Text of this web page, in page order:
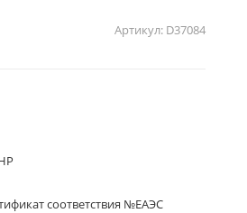
Артикул: D37084
соответствия №ЕАЭС